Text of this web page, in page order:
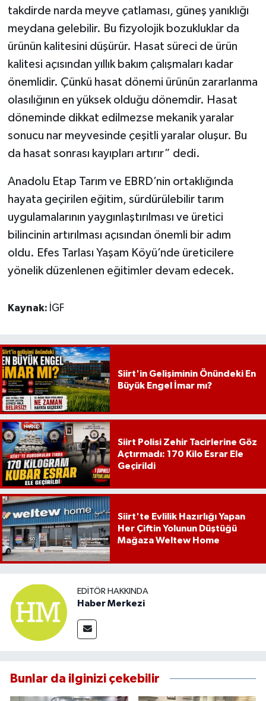
takdirde narda meyve çatlaması, güneş yanıklığı
meydana gelebilir. Bu fizyolojik bozukluklar da
ürünün kalitesini düşürür. Hasat süreci de ürün
kalitesi açısından yıllık bakım çalışmaları kadar
önemlidir. Çünkü hasat dönemi ürünün zararlanma
olasılığının en yüksek olduğu dönemdir. Hasat
döneminde dikkat edilmezse mekanik yaralar
sonucu nar meyvesinde çeşitli yaralar oluşur. Bu
da hasat sonrası kayıpları artırır” dedi.
Anadolu Etap Tarım ve EBRD’nin ortaklığında
hayata geçirilen eğitim, sürdürülebilir tarım
uygulamalarının yaygınlaştırılması ve üretici
bilincinin artırılması açısından önemli bir adım
oldu. Efes Tarlası Yaşam Köyü’nde üreticilere
yönelik düzenlenen eğitimler devam edecek.
Kaynak: İGF
Siirt'in Gelişiminin Önündeki En
Büyük Engel İmar mı?
Siirt Polisi Zehir Tacirlerine Göz
Açtırmadı: 170 Kilo Esrar Ele
Geçirildi
Siirt'te Evlilik Hazırlığı Yapan
Her Çiftin Yolunun Düştüğü
Mağaza Weltew Home
EDITÖR HAKKINDA
Haber Merkezi
Bunlar da ilginizi çekebilir